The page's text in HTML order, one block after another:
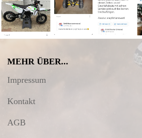
MEHR ÜBER...
Impressum
Kontakt
AGB